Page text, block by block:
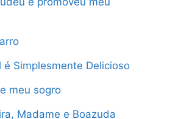
é Simplesmente Delicioso
meu sogro
Madame e Boazuda